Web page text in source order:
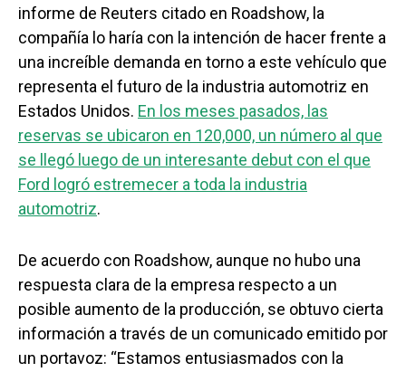
informe de Reuters citado en Roadshow, la
compañía lo haría con la intención de hacer frente a
una increíble demanda en torno a este vehículo que
representa el futuro de la industria automotriz en
Estados Unidos. En los meses pasados, las
reservas se ubicaron en 120,000, un número al que
se llegó luego de un interesante debut con el que
Ford logró estremecer a toda la industria
automotriz.
De acuerdo con Roadshow, aunque no hubo una
respuesta clara de la empresa respecto a un
posible aumento de la producción, se obtuvo cierta
información a través de un comunicado emitido por
un portavoz: “Estamos entusiasmados con la